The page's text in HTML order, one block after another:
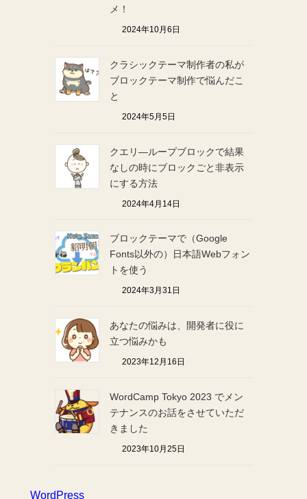
メ！
2024年10月6日
クラシックテーマ制作者の私が
ブロックテーマ制作で悩んだこ
と
2024年5月5日
クエリ―ループブロックで結果
なしの時にブロックごと非表示
にする方法
2024年4月14日
ブロックテーマで（Google
Fonts以外の）日本語Webフォン
トを使う
2024年3月31日
あなたの悩みは、開発者に役に
立つ悩みかも
2023年12月16日
WordCamp Tokyo 2023 でメン
テナンスのお話をさせていただ
きました
2023年10月25日
WordPress